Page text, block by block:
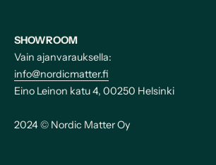
SHOWROOM
Vain ajanvarauksella:
info@nordicmatter.fi
Eino Leinon katu 4, 00250 Helsinki
2024 © Nordic Matter Oy